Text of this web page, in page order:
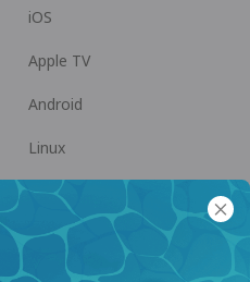
iOS
Apple TV
Android
Linux
Android TV
İşbirliği